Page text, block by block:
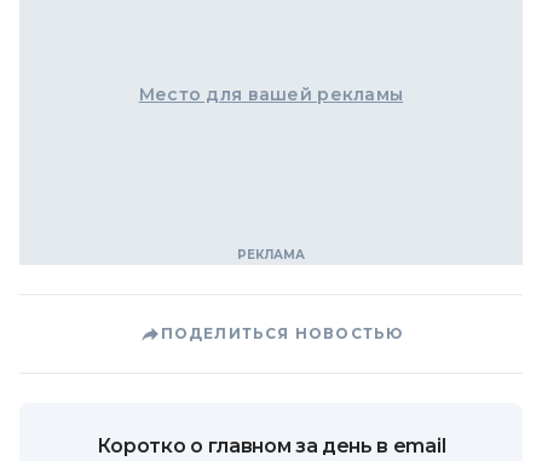
Место для вашей рекламы
ПОДЕЛИТЬСЯ НОВОСТЬЮ
Коротко о главном за день в email